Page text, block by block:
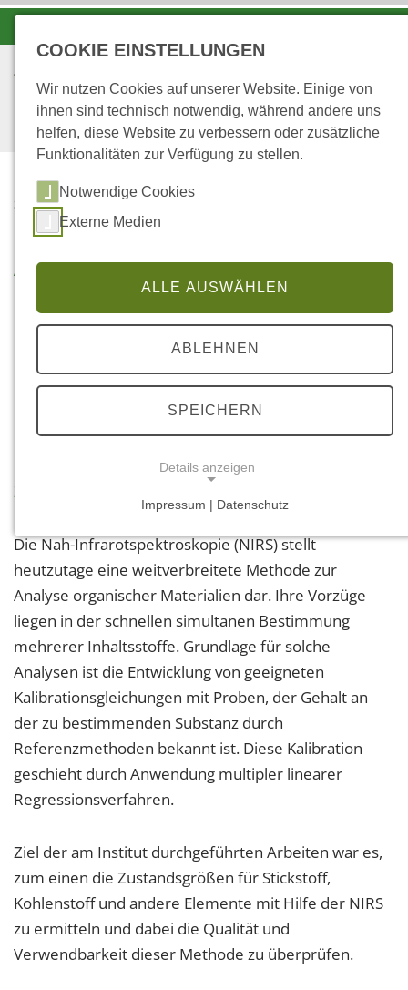
STARTSEITE ...
Abschätzung des N-Speicher-Mineralisierungs-
und Nitrifikationspotentials mittels der
Nahinfrarotspektroskopie (NIRS)
Institut für Bodenkunde und Waldernährung, Abt. I,
Universität Göttingen; Az.: Göttingen 15/ 04
Zielsetzung:
Die Nah-Infrarotspektroskopie (NIRS) stellt
heutzutage eine weitverbreitete Methode zur
Analyse organischer Materialien dar. Ihre Vorzüge
liegen in der schnellen simultanen Bestimmung
mehrerer Inhaltsstoffe. Grundlage für solche
Analysen ist die Entwicklung von geeigneten
Kalibrationsgleichungen mit Proben, der Gehalt an
der zu bestimmenden Substanz durch
Referenzmethoden bekannt ist. Diese Kalibration
geschieht durch Anwendung multipler linearer
Regressionsverfahren.
Ziel der am Institut durchgeführten Arbeiten war es,
zum einen die Zustandsgrößen für Stickstoff,
Kohlenstoff und andere Elemente mit Hilfe der NIRS
zu ermitteln und dabei die Qualität und
Verwendbarkeit dieser Methode zu überprüfen.
COOKIE EINSTELLUNGEN
Wir nutzen Cookies auf unserer Website. Einige von
ihnen sind technisch notwendig, während andere uns
helfen, diese Website zu verbessern oder zusätzliche
Funktionalitäten zur Verfügung zu stellen.
Notwendige Cookies
Externe Medien
ALLE AUSWÄHLEN
ABLEHNEN
SPEICHERN
Details anzeigen
Notwendige Cookies ermöglichen grundlegende
Funktionen und sind für die einwandfreie Funktion
der Website erforderlich.
Name:
cookie_consent
Zweck:
Dieser Cookie speichert die ausgewählten
Cookie Laufzeit:
EXTERNE MEDIEN
Plattformen anzeigen zu können, werden von
diesen externen Medien Cookies gesetzt.
Impressum | Datenschutz